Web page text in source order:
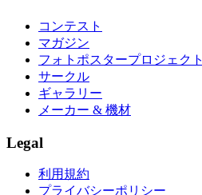
コンテスト
マガジン
フォトポスタープロジェクト
サークル
ギャラリー
メーカー & 機材
Legal
利用規約
プライバシーポリシー